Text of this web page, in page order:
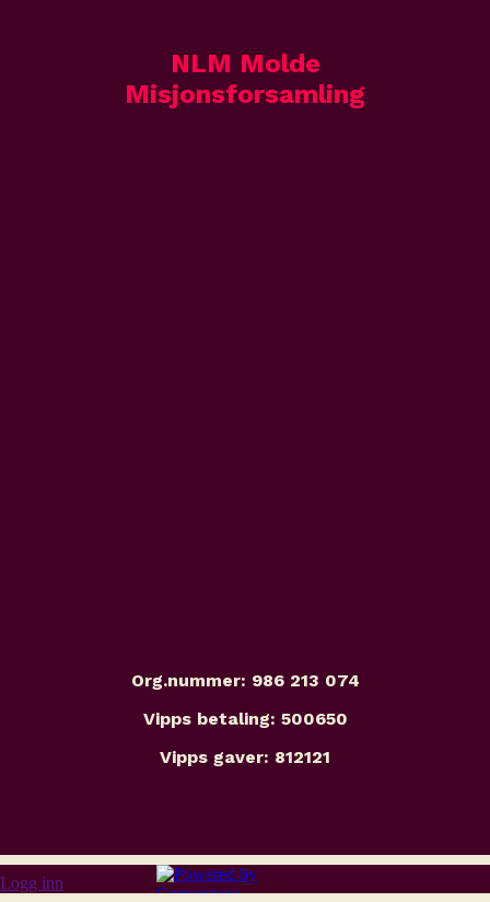
NLM Molde
Misjonsforsamling
Org.nummer: 986 213 074
Vipps betaling: 500650
Vipps gaver: 812121
Logg inn